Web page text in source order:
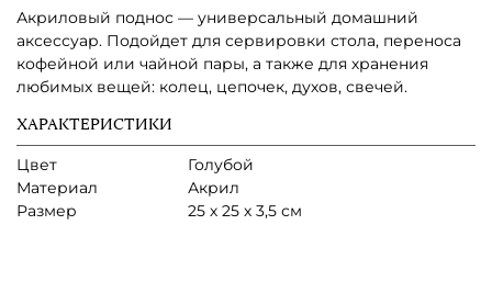
Акриловый поднос — универсальный домашний
аксессуар. Подойдет для сервировки стола, переноса
кофейной или чайной пары, а также для хранения
любимых вещей: колец, цепочек, духов, свечей.
ХАРАКТЕРИСТИКИ
Цвет
Голубой
Материал
Акрил
Размер
25 х 25 х 3,5 см